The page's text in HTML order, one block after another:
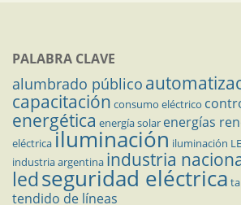
PALABRA CLAVE
alumbrado público
capacitación consumo eléctrico
energética energía solar energías
eléctricailuminación iluminación
industria argentina industria
ledseguridad eléctrica
tendido de líneas